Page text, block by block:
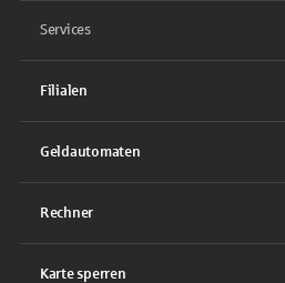
Services
Filialen
Geldautomaten
Rechner
Karte sperren